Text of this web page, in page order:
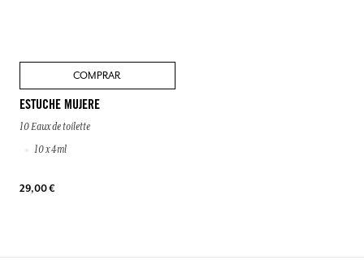
COMPRAR
ESTUCHE MUJERE
10 Eaux de toilette
10 x 4ml
29,00 €